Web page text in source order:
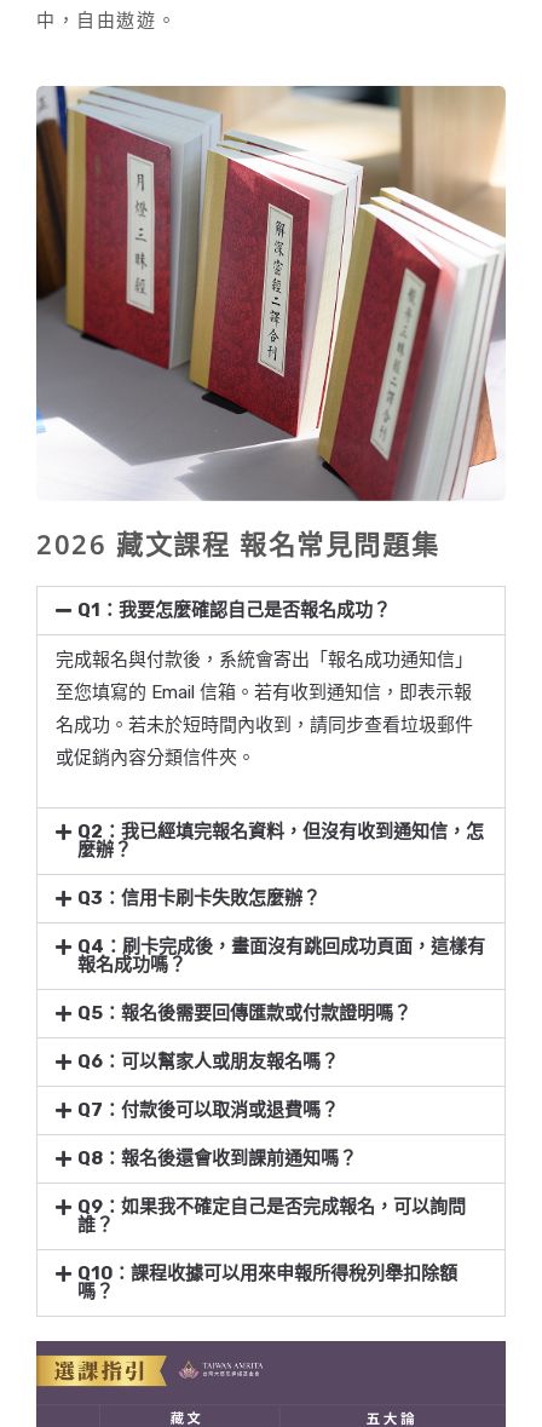
中，自由遨遊。
2026 藏文課程 報名常見問題集
Q1：我要怎麼確認自己是否報名成功？
完成報名與付款後，系統會寄出「報名成功通知信」
至您填寫的 Email 信箱。若有收到通知信，即表示報
名成功。若未於短時間內收到，請同步查看垃圾郵件
或促銷內容分類信件夾。
Q2：我已經填完報名資料，但沒有收到通知信，怎
麼辦？
Q3：信用卡刷卡失敗怎麼辦？
Q4：刷卡完成後，畫面沒有跳回成功頁面，這樣有
報名成功嗎？
Q5：報名後需要回傳匯款或付款證明嗎？
Q6：可以幫家人或朋友報名嗎？
Q7：付款後可以取消或退費嗎？
Q8：報名後還會收到課前通知嗎？
Q9：如果我不確定自己是否完成報名，可以詢問
誰？
Q10：課程收據可以用來申報所得稅列舉扣除額
嗎？